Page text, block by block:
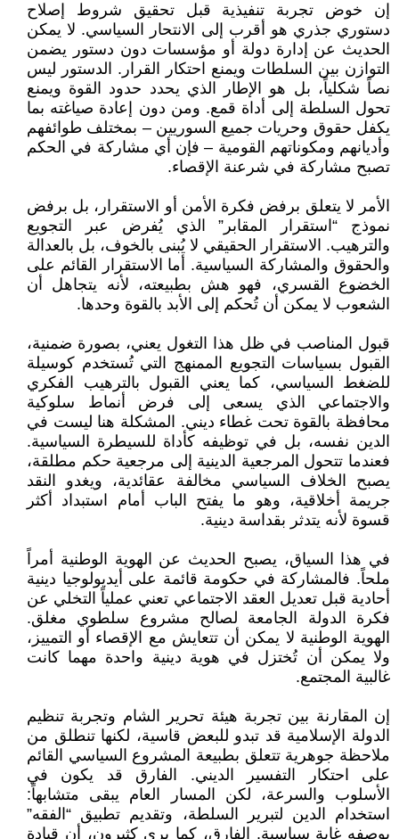
إن خوض تجربة تنفيذية قبل تحقيق شروط إصلاح
دستوري جذري هو أقرب إلى الانتحار السياسي. لا يمكن
الحديث عن إدارة دولة أو مؤسسات دون دستور يضمن
التوازن بين السلطات ويمنع احتكار القرار. الدستور ليس
نصاً شكلياً، بل هو الإطار الذي يحدد حدود القوة ويمنع
تحول السلطة إلى أداة قمع. ومن دون إعادة صياغته بما
يكفل حقوق وحريات جميع السوريين – بمختلف طوائفهم
وأديانهم ومكوناتهم القومية – فإن أي مشاركة في الحكم
تصبح مشاركة في شرعنة الإقصاء.
الأمر لا يتعلق برفض فكرة الأمن أو الاستقرار، بل برفض
نموذج “استقرار المقابر” الذي يُفرض عبر التجويع
والترهيب. الاستقرار الحقيقي لا يُبنى بالخوف، بل بالعدالة
والحقوق والمشاركة السياسية. أما الاستقرار القائم على
الخضوع القسري، فهو هش بطبيعته، لأنه يتجاهل أن
الشعوب لا يمكن أن تُحكم إلى الأبد بالقوة وحدها.
قبول المناصب في ظل هذا التغول يعني، بصورة ضمنية،
القبول بسياسات التجويع الممنهج التي تُستخدم كوسيلة
للضغط السياسي، كما يعني القبول بالترهيب الفكري
والاجتماعي الذي يسعى إلى فرض أنماط سلوكية
محافظة بالقوة تحت غطاء ديني. المشكلة هنا ليست في
الدين نفسه، بل في توظيفه كأداة للسيطرة السياسية.
فعندما تتحول المرجعية الدينية إلى مرجعية حكم مطلقة،
يصبح الخلاف السياسي مخالفة عقائدية، ويغدو النقد
جريمة أخلاقية، وهو ما يفتح الباب أمام استبداد أكثر
قسوة لأنه يتدثر بقداسة دينية.
في هذا السياق، يصبح الحديث عن الهوية الوطنية أمراً
ملحاً. فالمشاركة في حكومة قائمة على أيديولوجيا دينية
أحادية قبل تعديل العقد الاجتماعي تعني عملياً التخلي عن
فكرة الدولة الجامعة لصالح مشروع سلطوي مغلق.
الهوية الوطنية لا يمكن أن تتعايش مع الإقصاء أو التمييز،
ولا يمكن أن تُختزل في هوية دينية واحدة مهما كانت
غالبية المجتمع.
إن المقارنة بين تجربة هيئة تحرير الشام وتجربة تنظيم
الدولة الإسلامية قد تبدو للبعض قاسية، لكنها تنطلق من
ملاحظة جوهرية تتعلق بطبيعة المشروع السياسي القائم
على احتكار التفسير الديني. الفارق قد يكون في
الأسلوب والسرعة، لكن المسار العام يبقى متشابهاً:
استخدام الدين لتبرير السلطة، وتقديم تطبيق “الفقه”
بوصفه غاية سياسية. الفارق، كما يرى كثيرون، أن قيادة